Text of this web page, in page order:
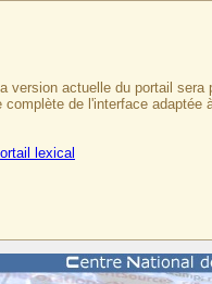
actuelle du portail sera
complète de l'interface
lexical